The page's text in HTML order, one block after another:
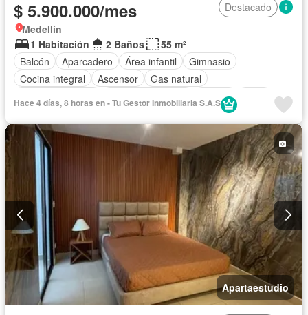
$ 5.900.000/mes
Destacado
Medellín
1 Habitación
2 Baños
55 m²
Balcón
Aparcadero Área infantil
Gimnasio
Cocina integral
Ascensor
Gas natural
Piscina
Hace 4 días, 8 horas en - Tu Gestor Inmobiliaria S.A.S
Apartaestudio